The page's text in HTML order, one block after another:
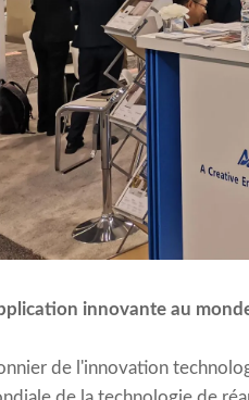
innovante au
de l'innovation